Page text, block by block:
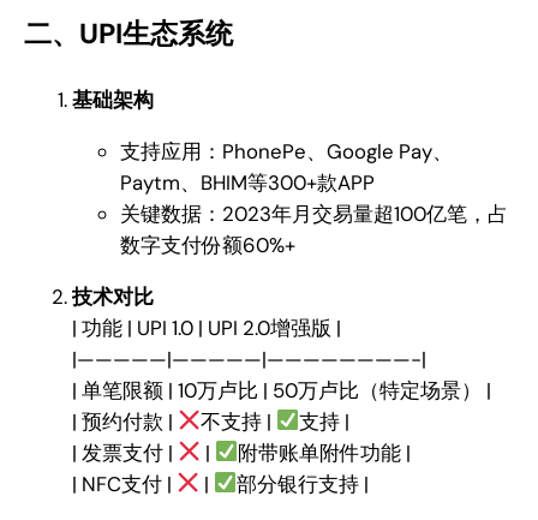
二、UPI生态系统
基础架构
支持应用：PhonePe、Google Pay、
Paytm、BHIM等300+款APP
关键数据：2023年月交易量超100亿笔，占
数字支付份额60%+
技术对比
| 功能 | UPI 1.0 | UPI 2.0增强版 |
|—————|—————|————————-|
| 单笔限额 | 10万卢比 | 50万卢比（特定场景） |
| 预约付款 |
不支持 |
支持 |
| 发票支付 |
|
附带账单附件功能 |
| NFC支付 |
|
部分银行支持 |